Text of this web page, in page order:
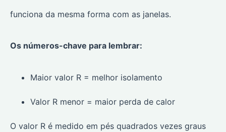
funciona da mesma forma com as janelas.
Os números-chave para lembrar:
Maior valor R = melhor isolamento
Valor R menor = maior perda de calor
O valor R é medido em pés quadrados vezes graus